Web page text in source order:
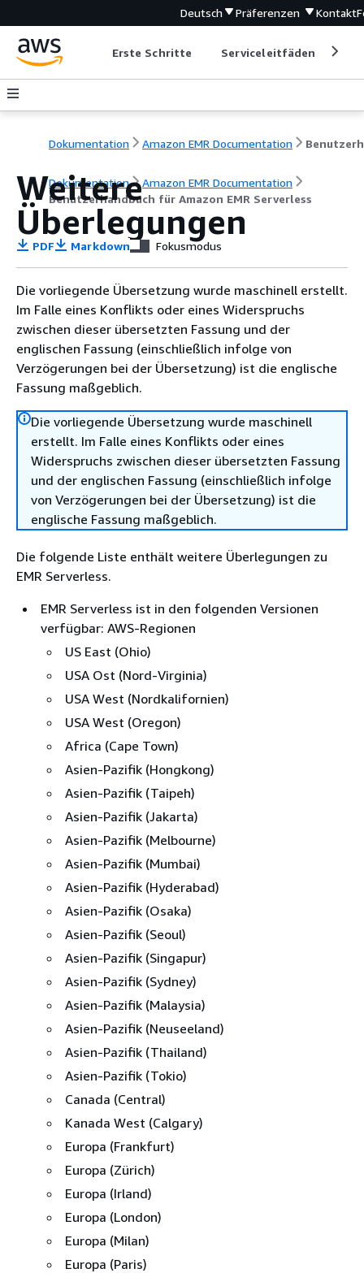
Deutsch Präferenzen Kontakt
Erste Schritte Serviceleitfäden
Dokumentation Amazon EMR Documentation
Dokumentation
Amazon EMR Documentation
Benutzerhandbuch für Amazon EMR Serverless
Weitere
Überlegungen
PDF Markdown Fokusmodus
Die vorliegende Übersetzung wurde maschinell erstellt.
Im Falle eines Konflikts oder eines Widerspruchs
zwischen dieser übersetzten Fassung und der
englischen Fassung (einschließlich infolge von
Verzögerungen bei der Übersetzung) ist die englische
Fassung maßgeblich.
Die vorliegende Übersetzung wurde maschinell
erstellt. Im Falle eines Konflikts oder eines
Widerspruchs zwischen dieser übersetzten Fassung
und der englischen Fassung (einschließlich infolge
von Verzögerungen bei der Übersetzung) ist die
englische Fassung maßgeblich.
Die folgende Liste enthält weitere Überlegungen zu
EMR Serverless.
EMR Serverless ist in den folgenden Versionen
verfügbar: AWS-Regionen
US East (Ohio)
USA Ost (Nord-Virginia)
USA West (Nordkalifornien)
USA West (Oregon)
Africa (Cape Town)
Asien-Pazifik (Hongkong)
Asien-Pazifik (Taipeh)
Asien-Pazifik (Jakarta)
Asien-Pazifik (Melbourne)
Asien-Pazifik (Mumbai)
Asien-Pazifik (Hyderabad)
Asien-Pazifik (Osaka)
Asien-Pazifik (Seoul)
Asien-Pazifik (Singapur)
Asien-Pazifik (Sydney)
Asien-Pazifik (Malaysia)
Asien-Pazifik (Neuseeland)
Asien-Pazifik (Thailand)
Asien-Pazifik (Tokio)
Canada (Central)
Kanada West (Calgary)
Europa (Frankfurt)
Europa (Zürich)
Europa (Irland)
Europa (London)
Europa (Milan)
Europa (Paris)